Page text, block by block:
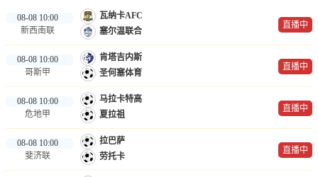
08-08 10:00
新西南联
瓦纳卡AFC
塞尔温联合
直播中
08-08 10:00
哥斯甲
肯塔吉内斯
圣何塞体育
直播中
08-08 10:00
危地甲
马拉卡特高
夏拉祖
直播中
08-08 10:00
斐济联
拉巴萨
劳托卡
直播中